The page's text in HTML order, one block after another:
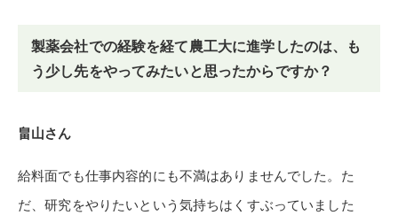
製薬会社での経験を経て農工大に進学したのは、も
う少し先をやってみたいと思ったからですか？
畠山さん
給料面でも仕事内容的にも不満はありませんでした。た
だ、研究をやりたいという気持ちはくすぶっていました